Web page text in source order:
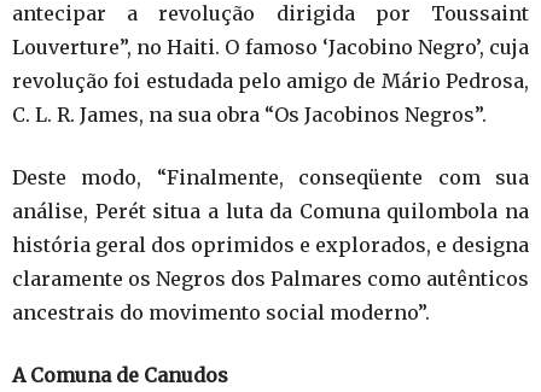
antecipar a revolução dirigida por Toussaint
Louverture”, no Haiti. O famoso ‘Jacobino Negro’, cuja
revolução foi estudada pelo amigo de Mário Pedrosa,
C. L. R. James, na sua obra “Os Jacobinos Negros”.
Deste modo, “Finalmente, conseqüente com sua
análise, Perét situa a luta da Comuna quilombola na
história geral dos oprimidos e explorados, e designa
claramente os Negros dos Palmares como autênticos
ancestrais do movimento social moderno”.
A Comuna de Canudos